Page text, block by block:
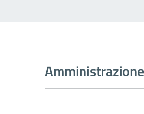
Amministrazione